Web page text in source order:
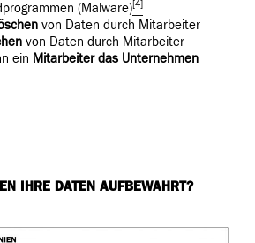
(Malware)[4]
von Daten durch Mitarbeiter
von Daten durch Mitarbeiter
ein Mitarbeiter das Unternehmen
IHRE DATEN AUFBEWAHRT?